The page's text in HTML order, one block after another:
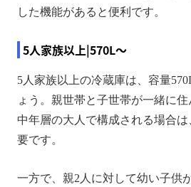
した機能があると便利です。
5人家族以上|570L～
5人家族以上の冷蔵庫は、容量
ょう。親世帯と子世帯が一緒に
中年層の大人で構成される場合
要です。
一方で、親2人に対して幼い子供